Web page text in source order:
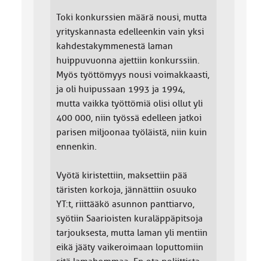
Toki konkurssien määrä nousi, mutta
yrityskannasta edelleenkin vain yksi
kahdestakymmenestä laman
huippuvuonna ajettiin konkurssiin.
Myös työttömyys nousi voimakkaasti,
ja oli huipussaan 1993 ja 1994,
mutta vaikka työttömiä olisi ollut yli
400 000, niin työssä edelleen jatkoi
parisen miljoonaa työläistä, niin kuin
ennenkin.
Vyötä kiristettiin, maksettiin pää
täristen korkoja, jännättiin osuuko
YT:t, riittääkö asunnon panttiarvo,
syötiin Saarioisten kuraläppäpitsoja
tarjouksesta, mutta laman yli mentiin
eikä jääty vaikeroimaan loputtomiin